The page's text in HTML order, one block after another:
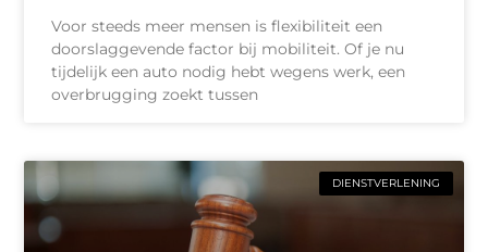
Voor steeds meer mensen is flexibiliteit een
doorslaggevende factor bij mobiliteit. Of je nu
tijdelijk een auto nodig hebt wegens werk, een
overbrugging zoekt tussen
DIENSTVERLENING